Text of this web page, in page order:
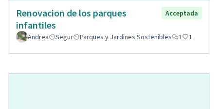
Renovacion de los parques
infantiles
Acceptada
Andrea Segur Parques y Jardines Sostenibles 1 1